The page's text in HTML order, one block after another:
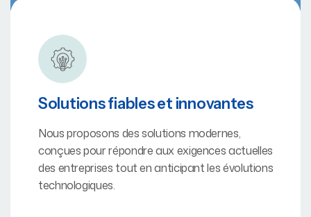
Solutions fiables et innovantes
Nous proposons des solutions modernes,
conçues pour répondre aux exigences actuelles
des entreprises tout en anticipant les évolutions
technologiques.